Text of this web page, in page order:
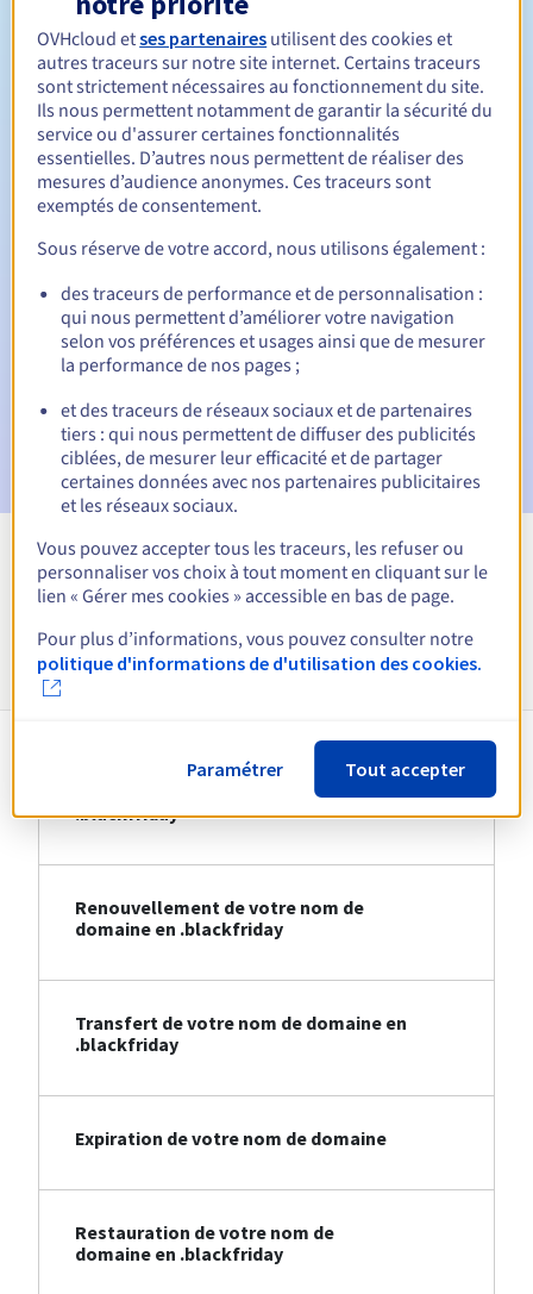
Durée de renouvellement Entre 1 et 10 ans
Période de rédemption
Notifications automatiques :
date d'échéance
E-mail le jour de l'expirationpour notification de la
suspension du nom de domaine
E-mail après la période de grâce de rédemptionpour
notification de la suppression du nom de domaine
Voir toutes les extensions
Informations sur le .blackfriday
Création de votre nom de domaine en
.blackfriday
Renouvellement de votre nom de
domaine en .blackfriday
Transfert de votre nom de domaine en
.blackfriday
Expiration de votre nom de domaine
Restauration de votre nom de
domaine en .blackfriday
OVHcloud etses partenaires utilisent des cookies et
autres traceurs sur notre site internet. Certains traceurs
sont strictement nécessaires au fonctionnement du site.
Ils nous permettent notamment de garantir la sécurité du
service ou d'assurer certaines fonctionnalités
essentielles. D’autres nous permettent de réaliser des
mesures d’audience anonymes. Ces traceurs sont
exemptés de consentement.
Sous réserve de votre accord, nous utilisons également :
des traceurs de performance et de personnalisation :
qui nous permettent d’améliorer votre navigation
selon vos préférences et usages ainsi que de mesurer
la performance de nos pages ;
et des traceurs de réseaux sociaux et de partenaires
tiers : qui nous permettent de diffuser des publicités
ciblées, de mesurer leur efficacité et de partager
certaines données avec nos partenaires publicitaires
et les réseaux sociaux.
Vous pouvez accepter tous les traceurs, les refuser ou
personnaliser vos choix à tout moment en cliquant sur le
lien « Gérer mes cookies » accessible en bas de page.
Pour plus d’informations, vous pouvez consulter notre
politique d'informations de d'utilisation des cookies.
Paramétrer Tout accepter